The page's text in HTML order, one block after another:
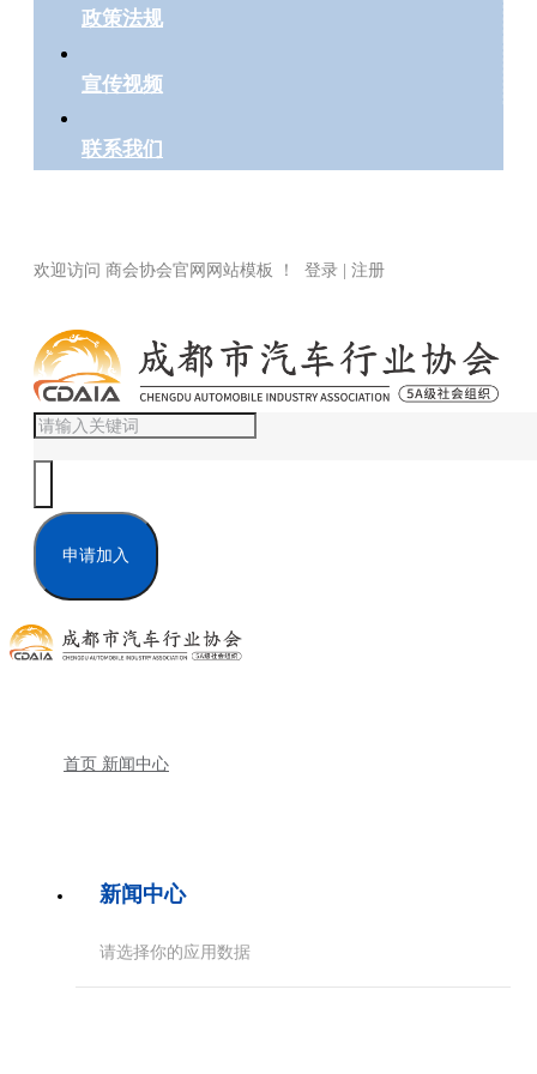
政策法规
宣传视频
联系我们
欢迎访问 商会协会官网网站模板 ！ 登录 | 注册
申请加入
首页 新闻中心
新闻中心
请选择你的应用数据